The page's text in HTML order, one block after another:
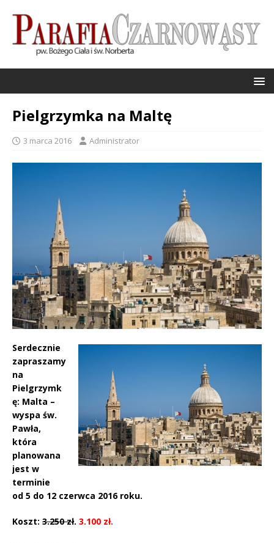
Pielgrzymka na Maltę
3 marca 2016 Administrator
Serdecznie
zapraszamy
na
Pielgrzymk
ę: Malta –
wyspa św.
Pawła,
która
planowana
jest w
terminie
od 5 do 12 czerwca 2016 roku.
Koszt: 3.250 zł. 3.100 zł.